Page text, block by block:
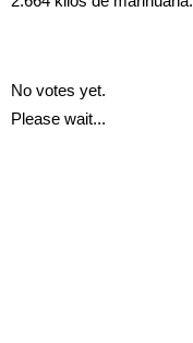
No votes yet.
Please wait...